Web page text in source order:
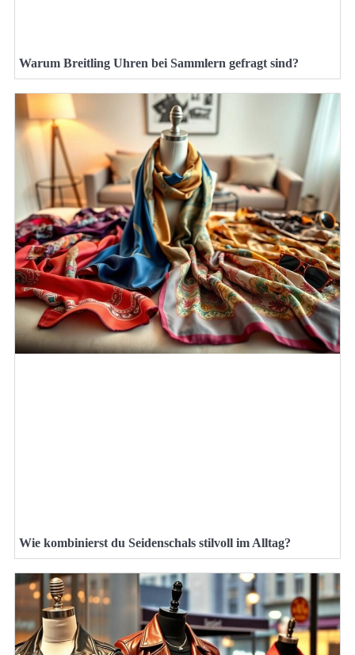
Warum Breitling Uhren bei Sammlern gefragt sind?
Wie kombinierst du Seidenschals stilvoll im Alltag?